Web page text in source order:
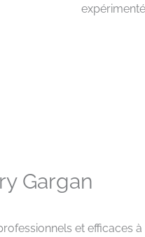
Gargan
et efficaces à